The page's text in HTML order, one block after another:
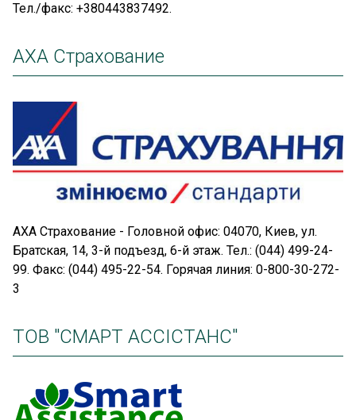
Тел./факс: +380443837492.
АХА Страхование
АХА Страхование - Головной офис: 04070, Киев, ул.
Братская, 14, 3-й подъезд, 6-й этаж. Тел.: (044) 499-24-
99. Факс: (044) 495-22-54. Горячая линия: 0-800-30-272-
3
ТОВ "СМАРТ АССІСТАНС"